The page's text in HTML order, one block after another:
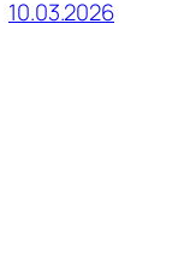
10.03.2026